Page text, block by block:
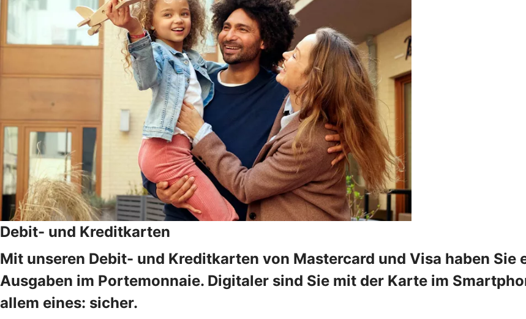
Debit- und Kreditkarten
Mit unseren Debit- und Kreditkarten von Mastercard und Visa haben
Ausgaben im Portemonnaie. Digitaler sind Sie mit der Karte im
allem eines: sicher.